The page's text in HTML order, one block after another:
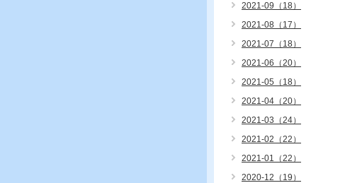
2021-09（18）
2021-08（17）
2021-07（18）
2021-06（20）
2021-05（18）
2021-04（20）
2021-03（24）
2021-02（22）
2021-01（22）
2020-12（19）